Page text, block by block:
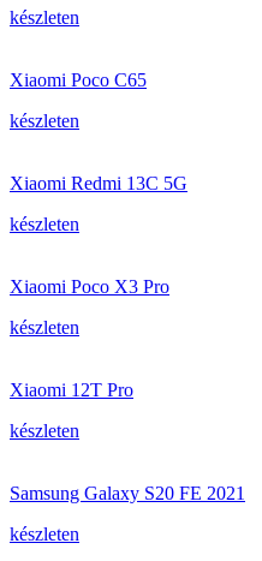
készleten
Xiaomi Poco C65
készleten
Xiaomi Redmi 13C 5G
készleten
Xiaomi Poco X3 Pro
készleten
Xiaomi 12T Pro
készleten
Samsung Galaxy S20 FE 2021
készleten